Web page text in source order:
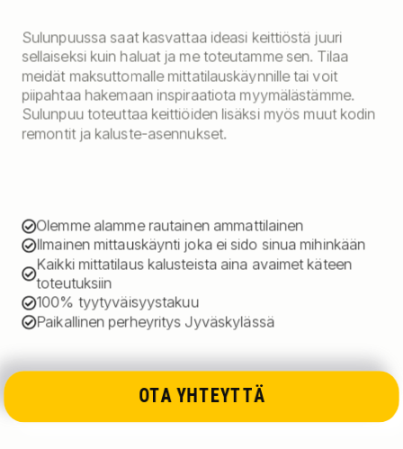
Sulunpuussa saat kasvattaa ideasi keittiöstä juuri
sellaiseksi kuin haluat ja me toteutamme sen. Tilaa
meidät maksuttomalle mittatilauskäynnille tai voit
piipahtaa hakemaan inspiraatiota myymälästämme.
Sulunpuu toteuttaa keittiöiden lisäksi myös muut kodin
remontit ja kaluste-asennukset.
Olemme alamme rautainen ammattilainen
Ilmainen mittauskäynti joka ei sido sinua mihinkään
Kaikki mittatilaus kalusteista aina avaimet käteen
toteutuksiin
100% tyytyväisyystakuu
Paikallinen perheyritys Jyväskylässä
OTA YHTEYTTÄ